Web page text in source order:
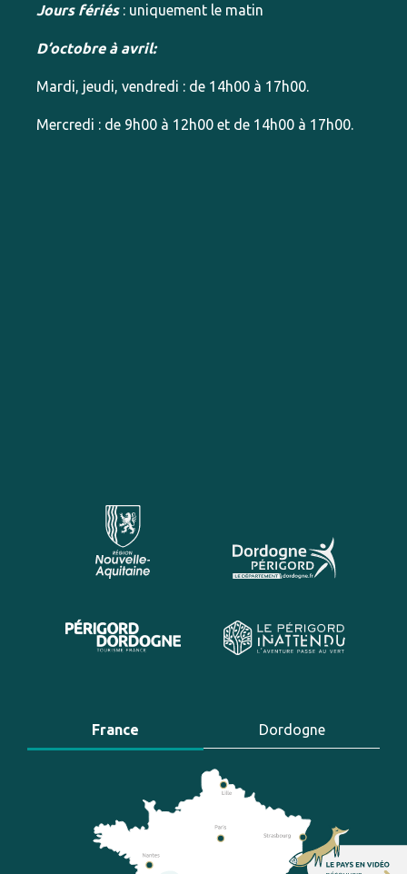
Jours fériés: uniquement le matin
D’octobre à avril:
Mardi, jeudi, vendredi : de 14h00 à 17h00.
Mercredi : de 9h00 à 12h00 et de 14h00 à 17h00.
France Dordogne